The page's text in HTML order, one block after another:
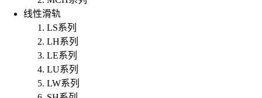
线性滑轨
LS系列
LH系列
LE系列
LU系列
LW系列